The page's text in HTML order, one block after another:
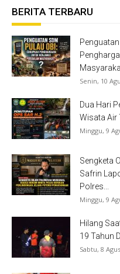
BERITA TERBARU
Senin, 10
Dua Hari
Wisata Air
Minggu, 9
Sengketa
Safrin
Polres...
Minggu, 9
Hilang
19 Tahun
Sabtu, 8